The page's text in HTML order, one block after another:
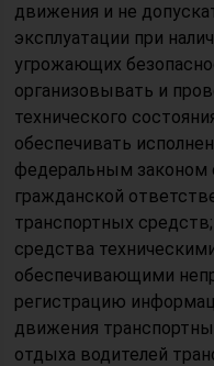
движения и не
эксплуатации при
угрожающих
организовывать и
технического
обеспечивать
федеральным законом
гражданской
транспортных
средства
обеспечивающими
регистрацию
движения
отдыха водителей